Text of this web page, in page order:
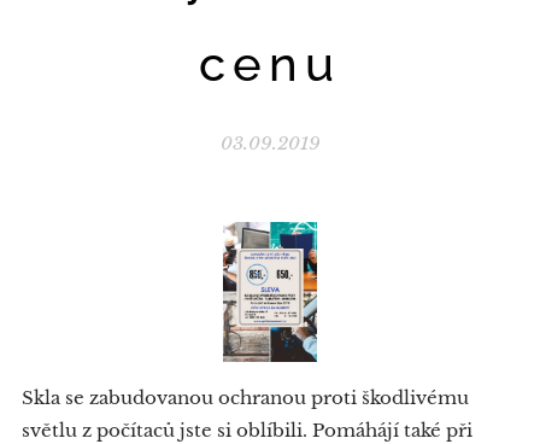
cenu
03.09.2019
Skla se zabudovanou ochranou proti škodlivému
světlu z počítaců jste si oblíbili. Pomáhájí také při